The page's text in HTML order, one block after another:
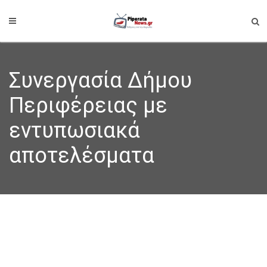
Συνεργασία Δήμου
Περιφέρειας με
εντυπωσιακά
αποτελέσματα